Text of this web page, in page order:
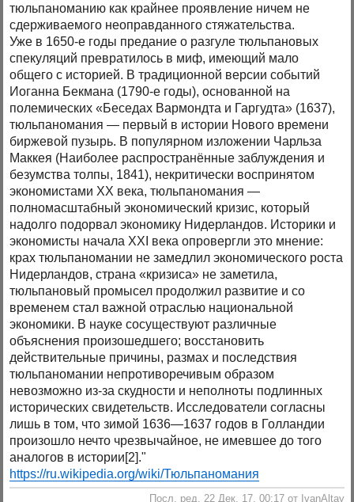
тюльпаноманию как крайнее проявление ничем не
сдерживаемого неоправданного стяжательства.
Уже в 1650-е годы предание о разгуле тюльпановых
спекуляций превратилось в миф, имеющий мало
общего с историей. В традиционной версии событий
Иоганна Бекмана (1790-е годы), основанной на
полемических «Беседах Вармондта и Гаргудта» (1637),
тюльпаномания — первый в истории Нового времени
биржевой пузырь. В популярном изложении Чарльза
Маккея (Наиболее распространённые заблуждения и
безумства толпы, 1841), некритически воспринятом
экономистами XX века, тюльпаномания —
полномасштабный экономический кризис, который
надолго подорвал экономику Нидерландов. Историки и
экономисты начала XXI века опровергли это мнение:
крах тюльпаномании не замедлил экономического роста
Нидерландов, страна «кризиса» не заметила,
тюльпановый промысел продолжил развитие и со
временем стал важной отраслью национальной
экономики. В науке сосуществуют различные
объяснения произошедшего; восстановить
действительные причины, размах и последствия
тюльпаномании непротиворечивым образом
невозможно из-за скудности и неполноты подлинных
исторических свидетельств. Исследователи согласны
лишь в том, что зимой 1636—1637 годов в Голландии
произошло нечто чрезвычайное, не имевшее до того
аналогов в истории[2]."
https://ru.wikipedia.org/wiki/Тюльпаномания
Посл. ред. 22 Дек. 17, 00:17 от IvanAltay